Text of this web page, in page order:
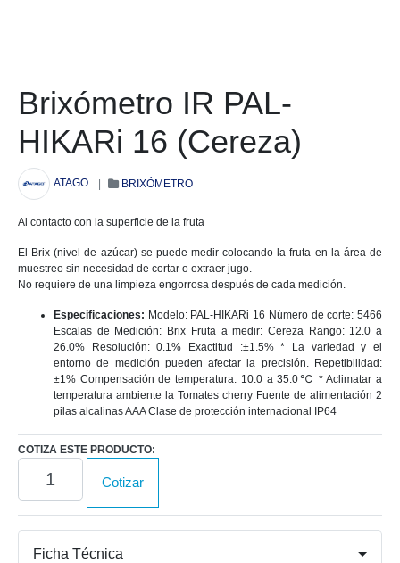
Brixómetro IR PAL-
HIKARi 16 (Cereza)
ATAGO | BRIXÓMETRO
Al contacto con la superficie de la fruta
El Brix (nivel de azúcar) se puede medir colocando la fruta en la área de
muestreo sin necesidad de cortar o extraer jugo.
No requiere de una limpieza engorrosa después de cada medición.
Especificaciones: Modelo: PAL-HIKARi 16 Número de corte: 5466
Escalas de Medición: Brix Fruta a medir: Cereza Rango: 12.0 a
26.0% Resolución: 0.1% Exactitud :±1.5% * La variedad y el
entorno de medición pueden afectar la precisión. Repetibilidad:
±1% Compensación de temperatura: 10.0 a 35.0℃ * Aclimatar a
temperatura ambiente la Tomates cherry Fuente de alimentación 2
pilas alcalinas AAA Clase de protección internacional IP64
COTIZA ESTE PRODUCTO:
PAL-
Cotizar
Ficha Técnica